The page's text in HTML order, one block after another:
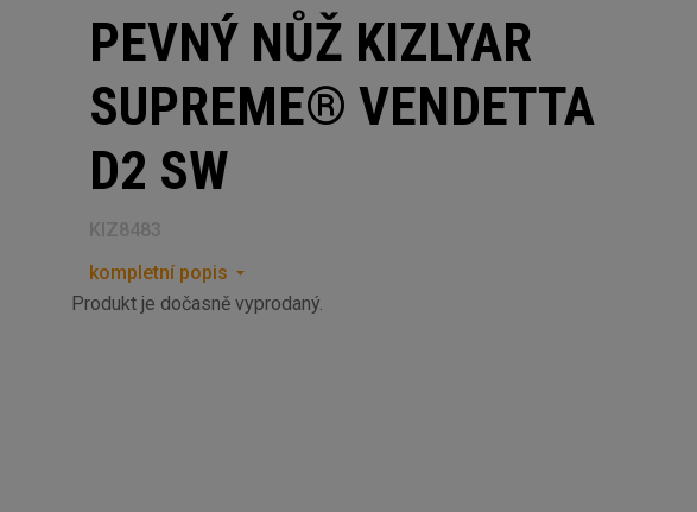
PEVNÝ NŮŽ KIZLYAR
SUPREME® VENDETTA
D2 SW
KIZ8483
kompletní popis
Produkt je dočasně vyprodaný.